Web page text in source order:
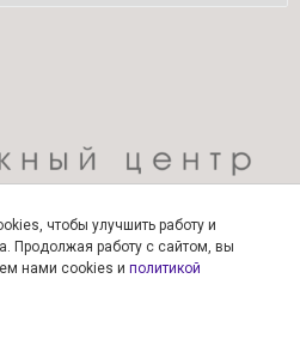
чтобы улучшить работу и
Продолжая работу с сайтом, вы
нами cookies и политикой